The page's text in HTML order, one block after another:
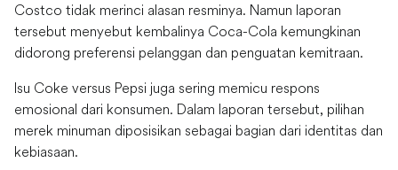
Costco tidak merinci alasan resminya. Namun laporan
tersebut menyebut kembalinya Coca-Cola kemungkinan
didorong preferensi pelanggan dan penguatan kemitraan.
Isu Coke versus Pepsi juga sering memicu respons
emosional dari konsumen. Dalam laporan tersebut, pilihan
merek minuman diposisikan sebagai bagian dari identitas dan
kebiasaan.